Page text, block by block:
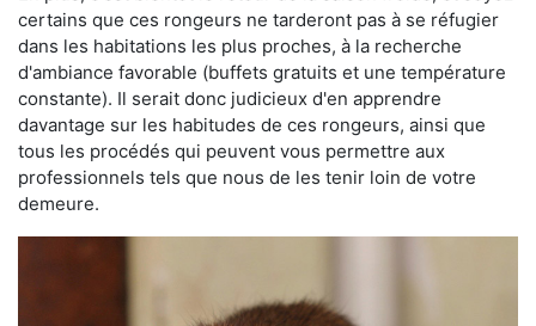
certains que ces rongeurs ne tarderont pas à se réfugier
dans les habitations les plus proches, à la recherche
d'ambiance favorable (buffets gratuits et une température
constante). Il serait donc judicieux d'en apprendre
davantage sur les habitudes de ces rongeurs, ainsi que
tous les procédés qui peuvent vous permettre aux
professionnels tels que nous de les tenir loin de votre
demeure.